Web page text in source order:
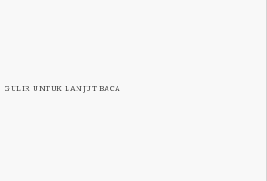
GULIR UNTUK LANJUT BACA